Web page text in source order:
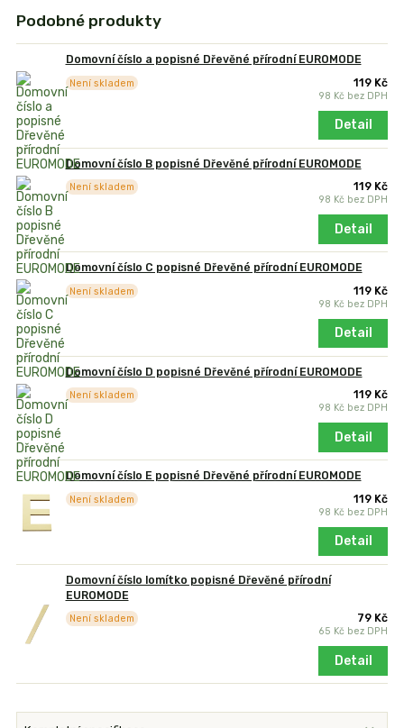
Podobné produkty
Domovní číslo a popisné Dřevěné přírodní EUROMODE
119 Kč
98 Kč bez DPH
Není skladem
Detail
Domovní číslo B popisné Dřevěné přírodní EUROMODE
119 Kč
98 Kč bez DPH
Není skladem
Detail
Domovní číslo C popisné Dřevěné přírodní EUROMODE
119 Kč
98 Kč bez DPH
Není skladem
Detail
Domovní číslo D popisné Dřevěné přírodní EUROMODE
119 Kč
98 Kč bez DPH
Není skladem
Detail
Domovní číslo E popisné Dřevěné přírodní EUROMODE
119 Kč
98 Kč bez DPH
Není skladem
Detail
Domovní číslo lomítko popisné Dřevěné přírodní
EUROMODE
79 Kč
65 Kč bez DPH
Není skladem
Detail